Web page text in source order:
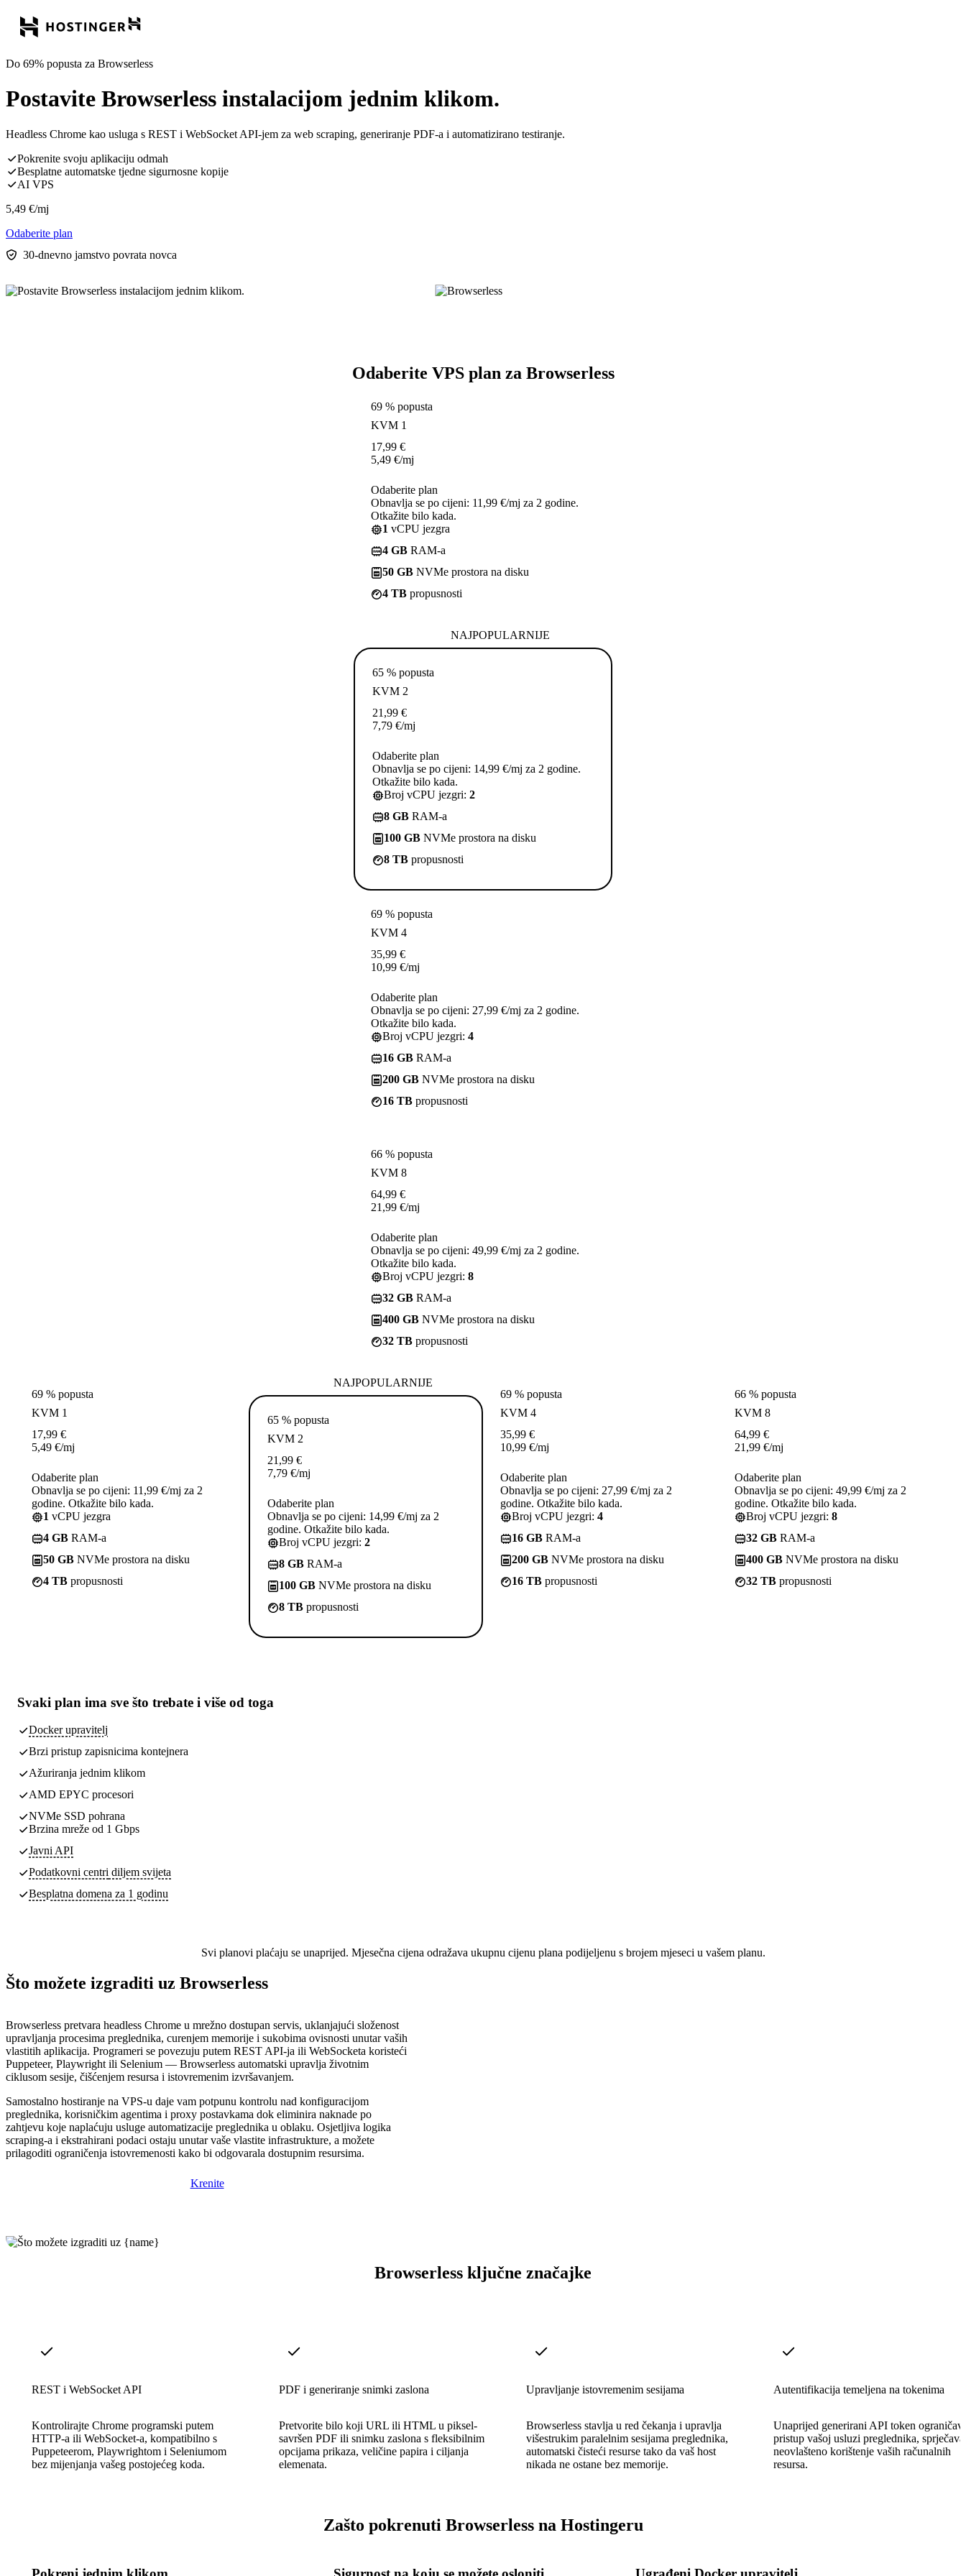
Do 69% popusta za Browserless
Postavite Browserless instalacijom jednim klikom.
Headless Chrome kao usluga s REST i WebSocket API-jem za web scraping, generiranje PDF-a i automatizirano testiranje.
Pokrenite svoju aplikaciju odmah
Besplatne automatske tjedne sigurnosne kopije
AI VPS
5,49 €/mj
Odaberite plan
30-dnevno jamstvo povrata novca
Odaberite VPS plan za Browserless
69 % popusta
KVM 1
17,99 €
5,49 €/mj
Odaberite plan
Obnavlja se po cijeni: 11,99 €/mj za 2 godine.
Otkažite bilo kada.
1 vCPU jezgra
4 GB RAM-a
50 GB NVMe prostora na disku
4 TB propusnosti
NAJPOPULARNIJE
65 % popusta
KVM 2
21,99 €
7,79 €/mj
Odaberite plan
Obnavlja se po cijeni: 14,99 €/mj za 2 godine.
Otkažite bilo kada.
Broj vCPU jezgri: 2
8 GB RAM-a
100 GB NVMe prostora na disku
8 TB propusnosti
69 % popusta
KVM 4
35,99 €
10,99 €/mj
Odaberite plan
Obnavlja se po cijeni: 27,99 €/mj za 2 godine.
Otkažite bilo kada.
Broj vCPU jezgri: 4
16 GB RAM-a
200 GB NVMe prostora na disku
16 TB propusnosti
66 % popusta
KVM 8
64,99 €
21,99 €/mj
Odaberite plan
Obnavlja se po cijeni: 49,99 €/mj za 2 godine.
Otkažite bilo kada.
Broj vCPU jezgri: 8
32 GB RAM-a
400 GB NVMe prostora na disku
32 TB propusnosti
69 % popusta
KVM 1
17,99 €
5,49 €/mj
Odaberite plan
Obnavlja se po cijeni: 11,99 €/mj za 2
godine. Otkažite bilo kada.
1 vCPU jezgra
4 GB RAM-a
50 GB NVMe prostora na disku
4 TB propusnosti
NAJPOPULARNIJE
65 % popusta
KVM 2
21,99 €
7,79 €/mj
Odaberite plan
Obnavlja se po cijeni: 14,99 €/mj za 2
godine. Otkažite bilo kada.
Broj vCPU jezgri: 2
8 GB RAM-a
100 GB NVMe prostora na disku
8 TB propusnosti
69 % popusta
KVM 4
35,99 €
10,99 €/mj
Odaberite plan
Obnavlja se po cijeni: 27,99 €/mj za 2
godine. Otkažite bilo kada.
Broj vCPU jezgri: 4
16 GB RAM-a
200 GB NVMe prostora na disku
16 TB propusnosti
66 % popusta
KVM 8
64,99 €
21,99 €/mj
Odaberite plan
Obnavlja se po cijeni: 49,99 €/mj za 2
godine. Otkažite bilo kada.
Broj vCPU jezgri: 8
32 GB RAM-a
400 GB NVMe prostora na disku
32 TB propusnosti
Svaki plan ima sve što trebate i više od toga
Docker upravitelj
Brzi pristup zapisnicima kontejnera
Ažuriranja jednim klikom
AMD EPYC procesori
NVMe SSD pohrana
Brzina mreže od 1 Gbps
Javni API
Podatkovni centri diljem svijeta
Besplatna domena za 1 godinu
Svi planovi plaćaju se unaprijed. Mjesečna cijena odražava ukupnu cijenu plana podijeljenu s brojem mjeseci u vašem planu.
Što možete izgraditi uz Browserless
Browserless pretvara headless Chrome u mrežno dostupan servis, uklanjajući složenost
upravljanja procesima preglednika, curenjem memorije i sukobima ovisnosti unutar vaših
vlastitih aplikacija. Programeri se povezuju putem REST API-ja ili WebSocketa koristeći
Puppeteer, Playwright ili Selenium — Browserless automatski upravlja životnim
ciklusom sesije, čišćenjem resursa i istovremenim izvršavanjem.
Samostalno hostiranje na VPS-u daje vam potpunu kontrolu nad konfiguracijom
preglednika, korisničkim agentima i proxy postavkama dok eliminira naknade po
zahtjevu koje naplaćuju usluge automatizacije preglednika u oblaku. Osjetljiva logika
scraping-a i ekstrahirani podaci ostaju unutar vaše vlastite infrastrukture, a možete
prilagoditi ograničenja istovremenosti kako bi odgovarala dostupnim resursima.
Krenite
Browserless ključne značajke
REST i WebSocket API
Kontrolirajte Chrome programski putem
HTTP-a ili WebSocket-a, kompatibilno s
Puppeteerom, Playwrightom i Seleniumom
bez mijenjanja vašeg postojećeg koda.
PDF i generiranje snimki zaslona
Pretvorite bilo koji URL ili HTML u piksel-
savršen PDF ili snimku zaslona s fleksibilnim
opcijama prikaza, veličine papira i ciljanja
elemenata.
Upravljanje istovremenim sesijama
Browserless stavlja u red čekanja i upravlja
višestrukim paralelnim sesijama preglednika,
automatski čisteći resurse tako da vaš host
nikada ne ostane bez memorije.
Autentifikacija temeljena na tokenima
Unaprijed generirani API token
pristup vašoj usluzi preglednika,
neovlašteno korištenje vaših računalnih
resursa.
Zašto pokrenuti Browserless na Hostingeru